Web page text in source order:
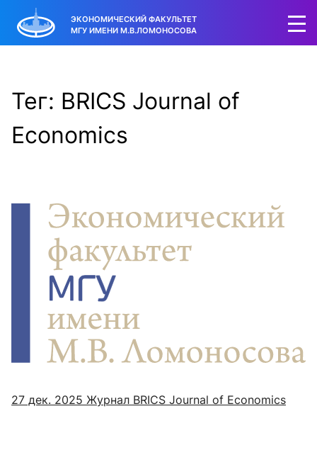
ЭКОНОМИЧЕСКИЙ ФАКУЛЬТЕТ
МГУ ИМЕНИ М.В.ЛОМОНОСОВА
Тег: BRICS Journal of
Economics
27 дек. 2025 Журнал BRICS Journal of Economics